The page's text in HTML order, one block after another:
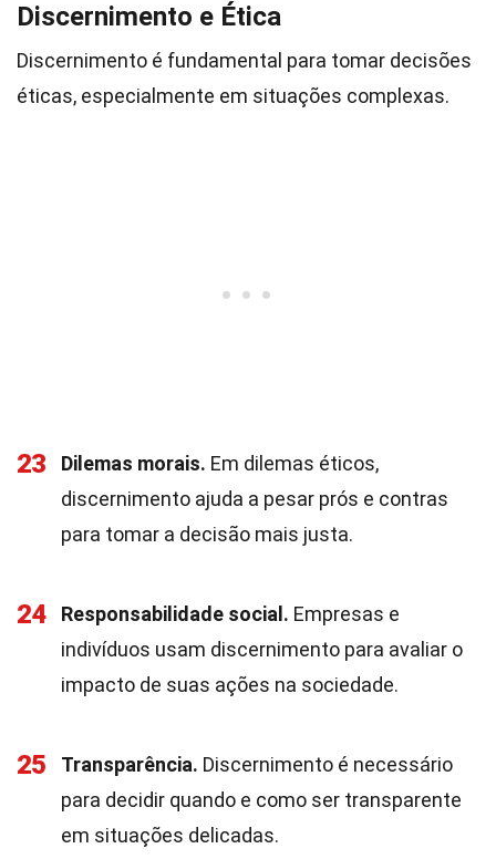
Discernimento e Ética
Discernimento é fundamental para tomar decisões
éticas, especialmente em situações complexas.
23 Dilemas morais. Em dilemas éticos,
discernimento ajuda a pesar prós e contras
para tomar a decisão mais justa.
24 Responsabilidade social. Empresas e
indivíduos usam discernimento para avaliar o
impacto de suas ações na sociedade.
25 Transparência. Discernimento é necessário
para decidir quando e como ser transparente
em situações delicadas.